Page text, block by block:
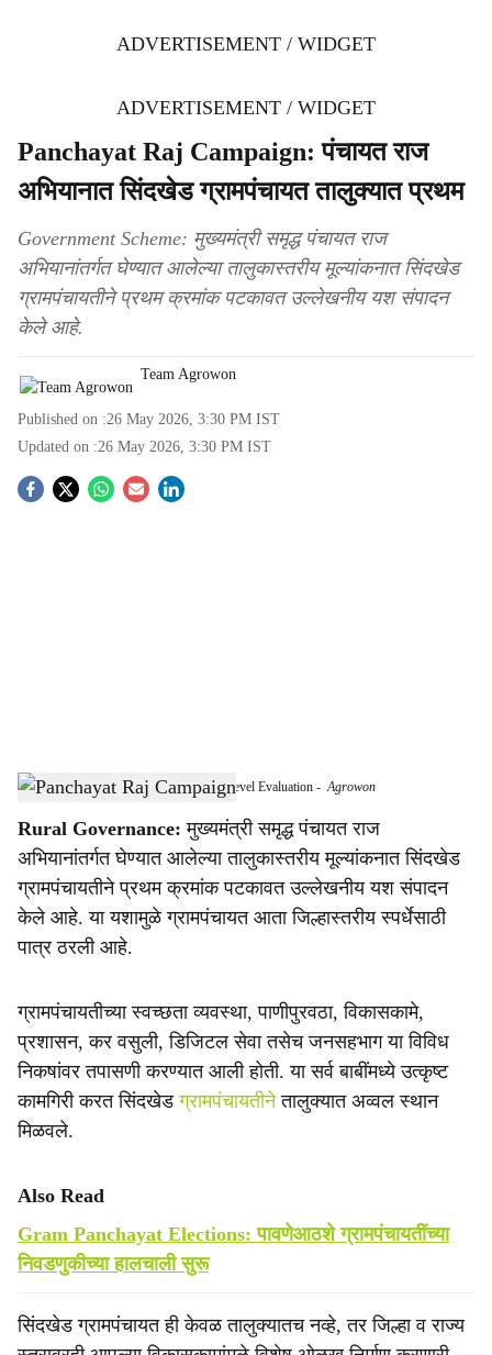
ADVERTISEMENT / WIDGET
ADVERTISEMENT / WIDGET
Panchayat Raj Campaign: पंचायत राज
अभियानात सिंदखेड ग्रामपंचायत तालुक्यात प्रथम
Government Scheme: मुख्यमंत्री समृद्ध पंचायत राज
अभियानांतर्गत घेण्यात आलेल्या तालुकास्तरीय मूल्यांकनात सिंदखेड
ग्रामपंचायतीने प्रथम क्रमांक पटकावत उल्लेखनीय यश संपादन
केले आहे.
Team Agrowon
Published on :26 May 2026, 3:30 PM IST
Updated on :26 May 2026, 3:30 PM IST
S
a
r
e
Sindkhed Gram Panchayat Tops Taluka-Level Evaluation -Agrowon
Rural Governance: मुख्यमंत्री समृद्ध पंचायत राज
अभियानांतर्गत घेण्यात आलेल्या तालुकास्तरीय मूल्यांकनात सिंदखेड
ग्रामपंचायतीने प्रथम क्रमांक पटकावत उल्लेखनीय यश संपादन
केले आहे. या यशामुळे ग्रामपंचायत आता जिल्हास्तरीय स्पर्धेसाठी
पात्र ठरली आहे.
ग्रामपंचायतीच्या स्वच्छता व्यवस्था, पाणीपुरवठा, विकासकामे,
प्रशासन, कर वसुली, डिजिटल सेवा तसेच जनसहभाग या विविध
निकषांवर तपासणी करण्यात आली होती. या सर्व बाबींमध्ये उत्कृष्ट
कामगिरी करत सिंदखेडग्रामपंचायतीनेतालुक्यात अव्वल स्थान
मिळवले.
Also Read
Gram Panchayat Elections: पावणेआठशे ग्रामपंचायतींच्या
निवडणुकीच्या हालचाली सुरू
सिंदखेड ग्रामपंचायत ही केवळ तालुक्यातच नव्हे, तर जिल्हा व राज्य